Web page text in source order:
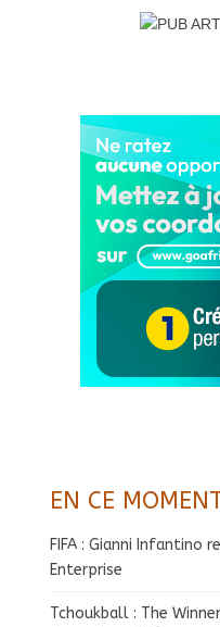
EN CE
FIFA : Gianni Infantino
Enterprise
Tchoukball : The